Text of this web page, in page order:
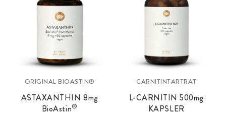
ORIGINAL BIOASTIN®
ASTAXANTHIN 8mg
BioAstin®
CARNITINTARTRAT
L-CARNITIN 500mg
KAPSLER